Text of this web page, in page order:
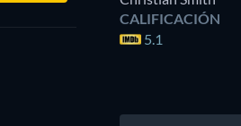
CALIFICACIÓN
5.1